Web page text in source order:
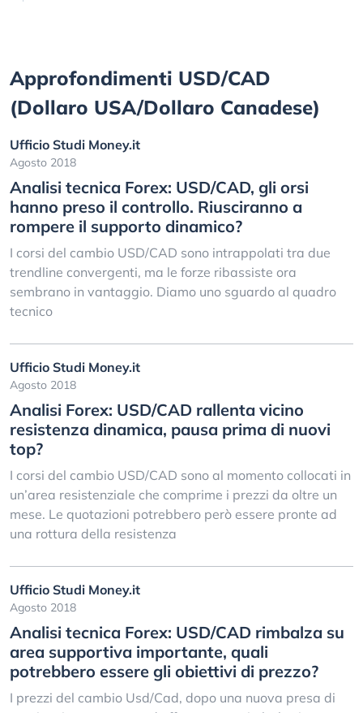
Approfondimenti USD/CAD
(Dollaro USA/Dollaro Canadese)
Ufficio Studi Money.it
Agosto 2018
Analisi tecnica Forex: USD/CAD, gli orsi
hanno preso il controllo. Riusciranno a
rompere il supporto dinamico?
I corsi del cambio USD/CAD sono intrappolati tra due
trendline convergenti, ma le forze ribassiste ora
sembrano in vantaggio. Diamo uno sguardo al quadro
tecnico
Ufficio Studi Money.it
Agosto 2018
Analisi Forex: USD/CAD rallenta vicino
resistenza dinamica, pausa prima di nuovi
top?
I corsi del cambio USD/CAD sono al momento collocati in
un’area resistenziale che comprime i prezzi da oltre un
mese. Le quotazioni potrebbero però essere pronte ad
una rottura della resistenza
Ufficio Studi Money.it
Agosto 2018
Analisi tecnica Forex: USD/CAD rimbalza su
area supportiva importante, quali
potrebbero essere gli obiettivi di prezzo?
I prezzi del cambio Usd/Cad, dopo una nuova presa di